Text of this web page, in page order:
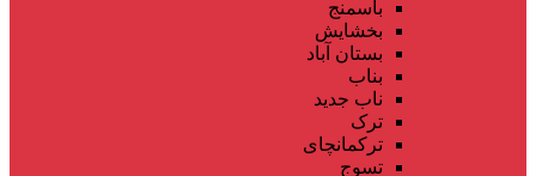
باسمنج
بخشایش
بستان آباد
بناب
ناب جدید
ترک
ترکمانچای
تسوج